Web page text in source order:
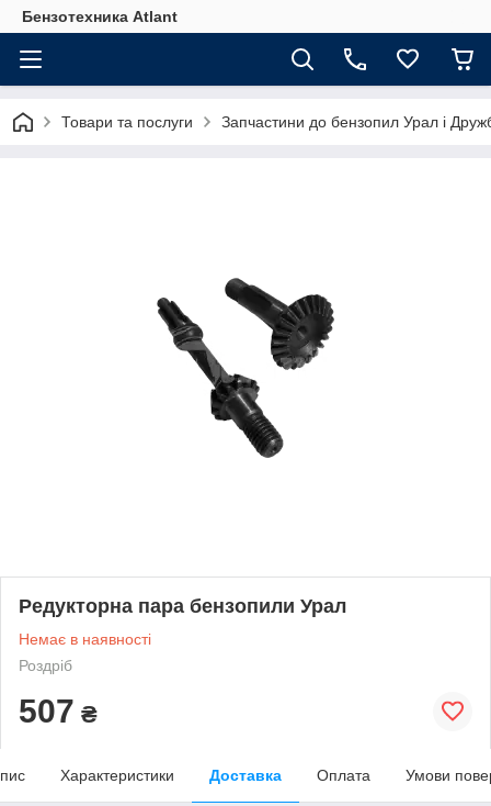
Бензотехника Atlant
Товари та послуги Запчастини до бензопил Урал і
Редукторна пара бензопили Урал
Немає в наявності
Роздріб
507 ₴
Характеристики Доставка Оплата Умови